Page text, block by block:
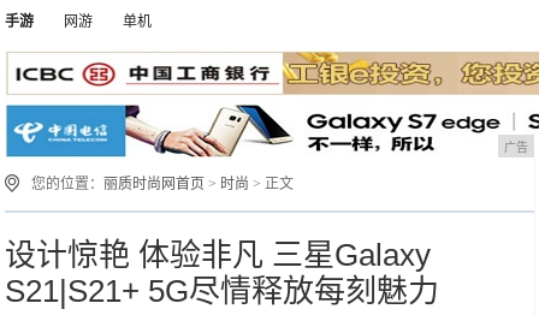
手游
网游 单机
广告
您的位置： 丽质时尚网首页 > 时尚 > 正文
设计惊艳 体验非凡 三星Galaxy
S21|S21+ 5G尽情释放每刻魅力